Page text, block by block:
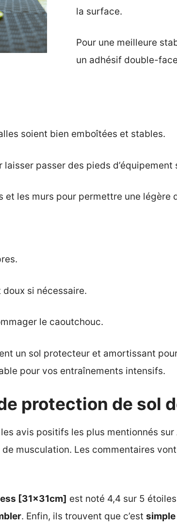
la surface.
Pour une meilleure
un adhésif double-
soient bien emboîtées et stables.
passer des pieds d’équipement
les murs pour permettre une légère
si nécessaire.
le caoutchouc.
un sol protecteur et amortissant
pour vos entraînements intensifs.
protection de sol
avis positifs les plus mentionnés
musculation. Les commentaires
[31x31cm] est noté 4,4 sur 5
. Enfin, ils trouvent que c’est simple